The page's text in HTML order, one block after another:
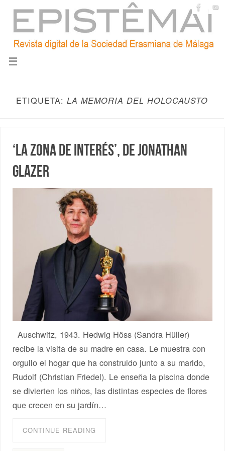
ETIQUETA: LA MEMORIA DEL HOLOCAUSTO
‘La zona de interés’, de Jonathan
Glazer
Auschwitz, 1943. Hedwig Höss (Sandra Hüller)
recibe la visita de su madre en casa. Le muestra con
orgullo el hogar que ha construido junto a su marido,
Rudolf (Christian Friedel). Le enseña la piscina donde
se divierten los niños, las distintas especies de flores
que crecen en su jardín…
CONTINUE READING